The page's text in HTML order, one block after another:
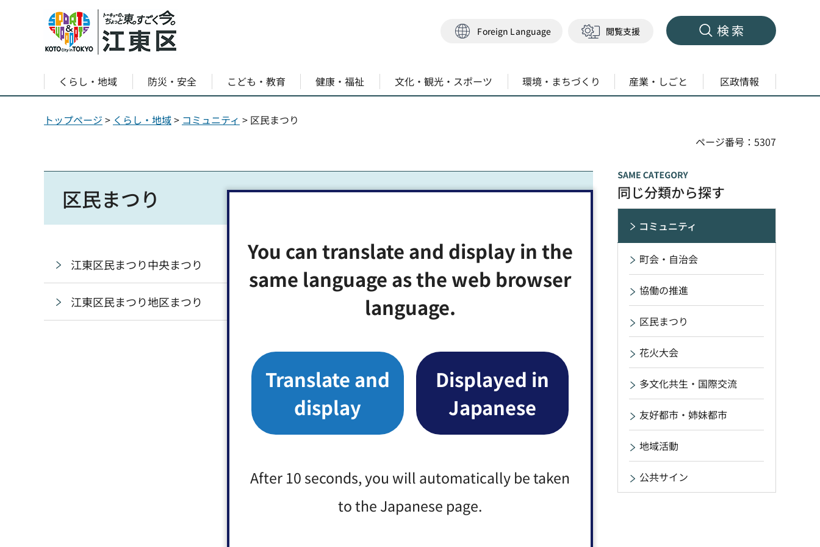
You can translate and display in the
same language as the web browser
language.
Translate and
display
Displayed in
Japanese
After 10 seconds, you will automatically be taken
to the Japanese page.
Foreign Language 閲覧支援 検索
くらし・地域 防災・安全 こども・教育 健康・福祉 文化・観光・スポーツ 環境・まちづくり 産業・しごと 区政情報
トップページ > くらし・地域> コミュニティ > 区民まつり
ページ番号：5307
区民まつり
江東区民まつり中央まつり
江東区民まつり地区まつり
同じ分類から探す
コミュニティ
町会・自治会
協働の推進
区民まつり
花火大会
多文化共生・国際交流
友好都市・姉妹都市
地域活動
公共サイン